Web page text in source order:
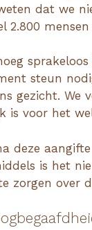
dat we
2.800
steun
gezicht. We
is voor het
deze
is het
zorgen over